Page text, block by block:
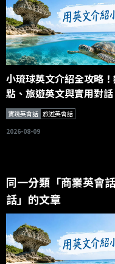
小琉球英文介紹全攻略
點、旅遊英文與實用對話
實踐英會話 旅遊英會話
2026-08-09
同一分類「商業英會
話」的文章